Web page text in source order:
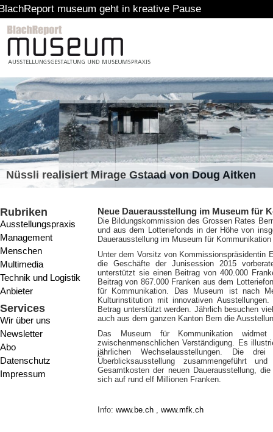
museum geht in kreative Pause
Nüssli realisiert Mirage Gstaad von Doug Aitken
Rubriken
Ausstellungspraxis
Management
Menschen
Multimedia
Technik und Logistik
Anbieter
Services
Wir über uns
Newsletter
Abo
Datenschutz
Impressum
Neue Dauerausstellung im Museum für
Die Bildungskommission des Grossen Rates
und aus dem Lotteriefonds in der Höhe von
Dauerausstellung im Museum für
Unter dem Vorsitz von Kommissionspräsidentin
die Geschäfte der Junisession 2015
unterstützt sie einen Beitrag von 400.000
Beitrag von 867.000 Franken aus dem
für Kommunikation. Das Museum ist nach
Kulturinstitution mit innovativen
Betrag unterstützt werden. Jährlich besuchen
auch aus dem ganzen Kanton Bern die
Das Museum für Kommunikation
zwischenmenschlichen Verständigung. Es
jährlichen Wechselausstellungen. Die
Überblicksausstellung zusammengeführt
Gesamtkosten der neuen Dauerausstellung,
sich auf rund elf Millionen Franken.
Info: www.be.ch , www.mfk.ch